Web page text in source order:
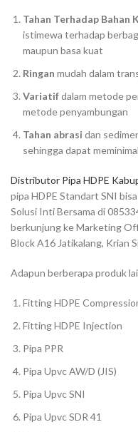
Tahan Terhadap Bahan
istimewa terhadap
maupun basa kuat
Ringan mudah dalam
Variatifdalam metode
metode penyambungan
Tahan abrasi dan
sehingga dapat
Distributor Pipa HDPE
pipa HDPE Standart SNI
Solusi Inti Bersama di
berkunjung ke Marketing
Block A16 Jatikalang, Krian
Adapun berberapa produk
Fitting HDPE
Fitting HDPE Injection
Pipa PPR
Pipa Upvc AW/D (JIS)
Pipa Upvc SNI
Pipa Upvc SDR 41